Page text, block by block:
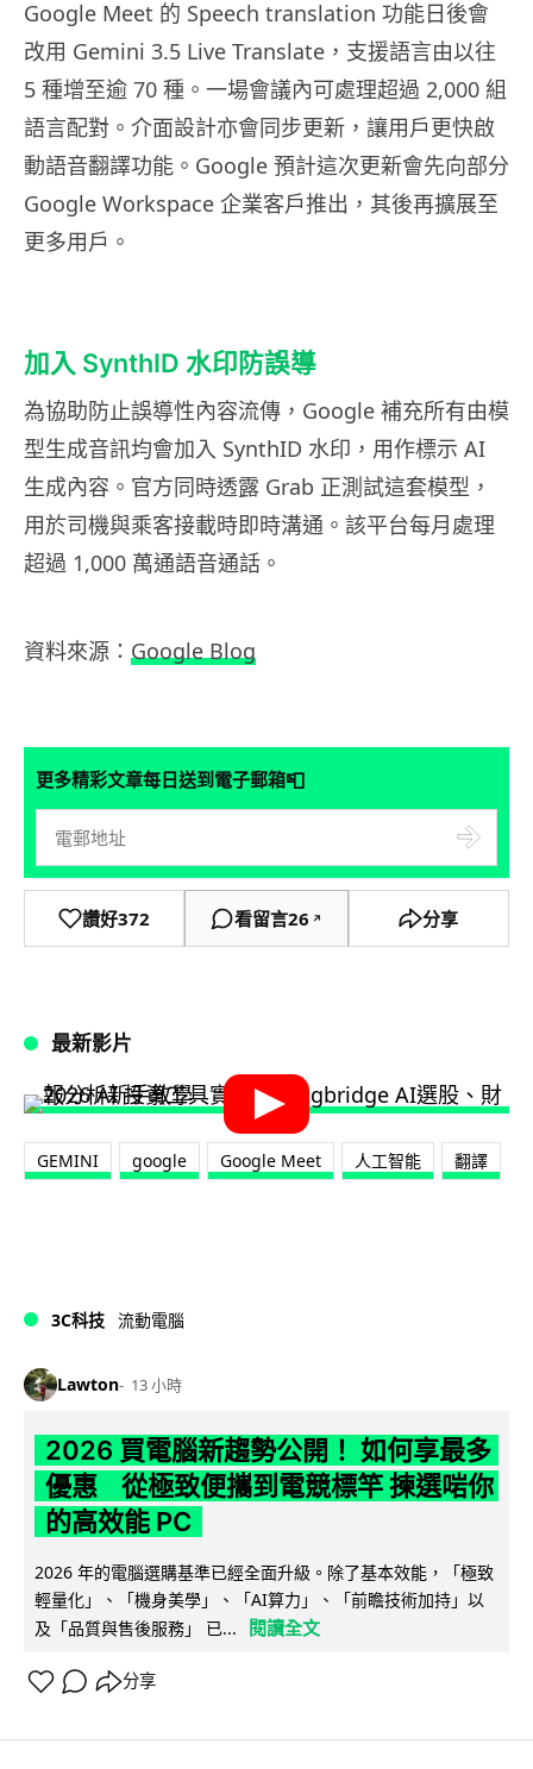
Google Meet 的 Speech translation 功能日後會
改用 Gemini 3.5 Live Translate，支援語言由以往
5 種增至逾 70 種。一場會議內可處理超過 2,000 組
語言配對。介面設計亦會同步更新，讓用戶更快啟
動語音翻譯功能。Google 預計這次更新會先向部分
Google Workspace 企業客戶推出，其後再擴展至
更多用戶。
加入 SynthID 水印防誤導
為協助防止誤導性內容流傳，Google 補充所有由模
型生成音訊均會加入 SynthID 水印，用作標示 AI
生成內容。官方同時透露 Grab 正測試這套模型，
用於司機與乘客接載時即時溝通。該平台每月處理
超過 1,000 萬通語音通話。
資料來源： Google Blog
更多精彩文章每日送到電子郵箱📮
讚好372 看留言26 ↗ 分享
最新影片
GEMINI google Google Meet 人工智能 翻譯
3C科技 流動電腦
Lawton 13 小時
2026 買電腦新趨勢公開！ 如何享最多
優惠 從極致便攜到電競標竿 揀選啱你
的高效能 PC
2026 年的電腦選購基準已經全面升級。除了基本效能，「極致
輕量化」、「機身美學」、「AI算力」、「前瞻技術加持」以
及「品質與售後服務」 已...
閱讀全文
分享